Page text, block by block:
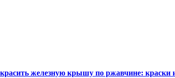
железную крышу по ржавчине: краски